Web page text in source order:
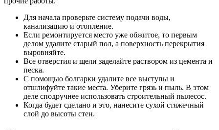
Для начала проверьте систему подачи воды,
канализацию и отопление.
Если ремонтируется место уже обжитое, то первым
делом удалите старый пол, а поверхность перекрытия
выровняйте.
Все отверстия и щели заделайте раствором из цемента и
песка.
С помощью болгарки удалите все выступы и
отшлифуйте такие места. Уберите грязь и пыль. В этом
деле сподручнее использовать строительный пылесос.
Когда будет сделано и это, нанесите сухой стяжечный
слой до высоты стен.